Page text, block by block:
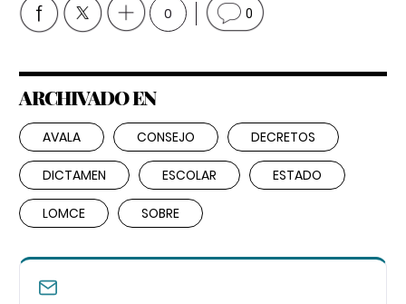
0 0
ARCHIVADO EN
AVALA CONSEJO DECRETOS
DICTAMEN ESCOLAR ESTADO
LOMCE SOBRE